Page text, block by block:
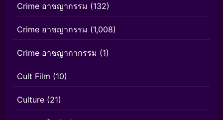
Crime อาชญากรรม (132)
Crime อาชญากรรม (1,008)
Crime อาชญากากรรม (1)
Cult Film (10)
Culture (21)